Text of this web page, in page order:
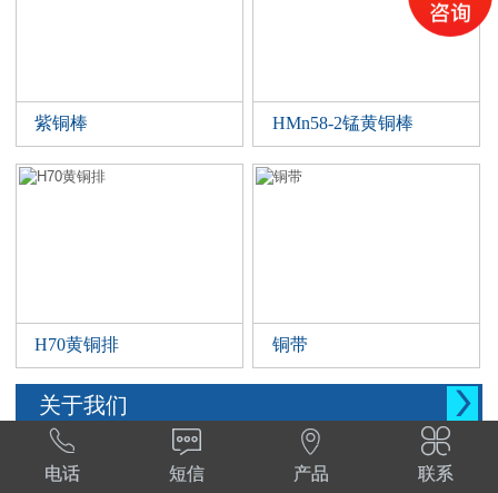
紫铜棒 HMn58-2锰黄铜棒
H70黄铜排 铜带
关于我们 
西安晨腾物资有限公司 常年销售铜管，铜棒。
铜棒，铜排等。材质:T1,T2,T3,TP2,Tu1,TU2,

电话

短信

产品

联系